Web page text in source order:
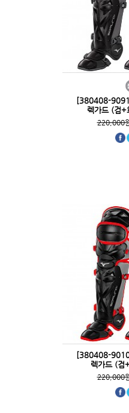
[380408-
렉가드 (검
220,000
[380408-
렉가드 (검
220,000